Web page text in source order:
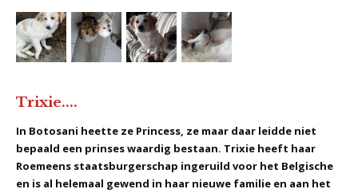
Trixie....
In Botosani heette ze Princess, ze maar daar leidde niet
bepaald een prinses waardig bestaan. Trixie heeft haar
Roemeens staatsburgerschap ingeruild voor het Belgische
en is al helemaal gewend in haar nieuwe familie en aan het